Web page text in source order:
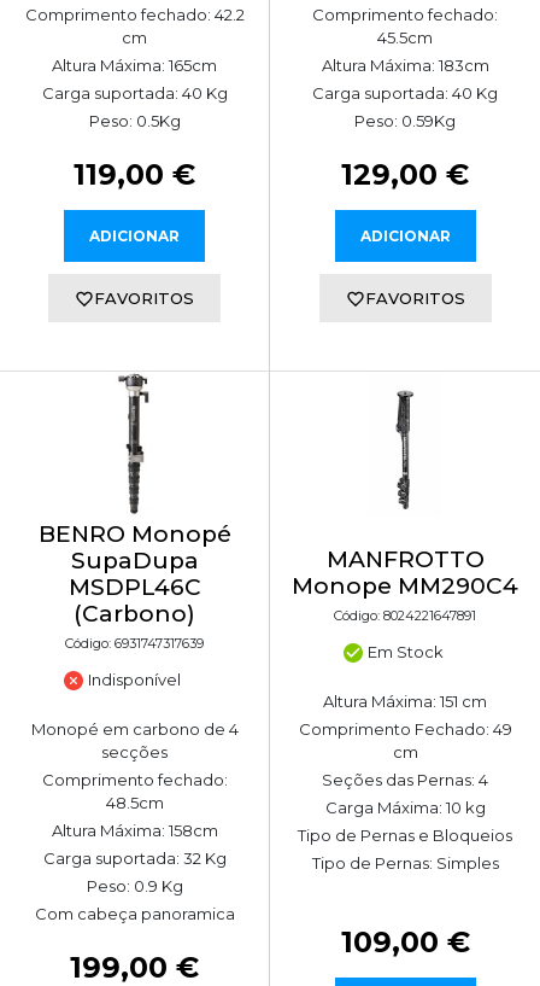
Comprimento fechado: 42.2
cm
Altura Máxima: 165cm
Carga suportada: 40 Kg
Peso: 0.5Kg
119,00 €
ADICIONAR
FAVORITOS
Comprimento fechado:
45.5cm
Altura Máxima: 183cm
Carga suportada: 40 Kg
Peso: 0.59Kg
129,00 €
ADICIONAR
FAVORITOS
BENRO Monopé
SupaDupa
MSDPL46C
(Carbono)
Código: 6931747317639
Indisponível
Monopé em carbono de 4
secções
Comprimento fechado:
48.5cm
Altura Máxima: 158cm
Carga suportada: 32 Kg
Peso: 0.9 Kg
Com cabeça panoramica
199,00 €
MANFROTTO
Monope MM290C4
Código: 8024221647891
Em Stock
Altura Máxima: 151 cm
Comprimento Fechado: 49
cm
Seções das Pernas: 4
Carga Máxima: 10 kg
Tipo de Pernas e Bloqueios
Tipo de Pernas: Simples
109,00 €